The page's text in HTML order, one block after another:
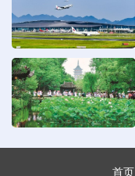
首页